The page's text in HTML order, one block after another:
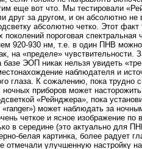
еще вот что. Мы тестировали
за другом, и он абсолютно не
абсолютно четко. Этот факт
пороговая спектральная
920-930 нм, т.е. в один ПНВ
на «пределе» чувствительности.
базе ЭОП никак нельзя увидеть
наблюдателя и
глаза. К сожалению, пока трудно
приборов может
«Рейнджера», пока
может наблюдать за
четкое и ясное изображение по
в середине (это актуально для
белая картинка, более радует
улучшенную настройку